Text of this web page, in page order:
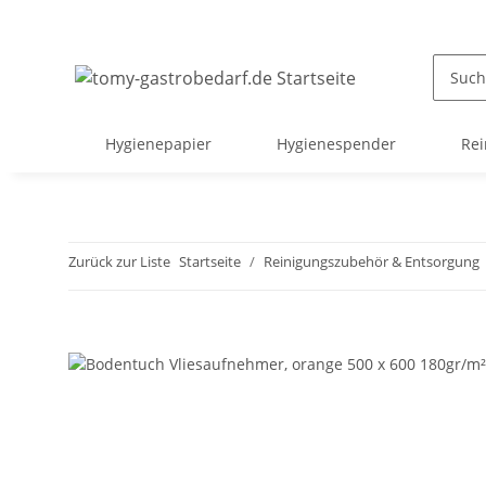
Hygienepapier Hygienespender
Zurück zur Liste Startseite Reinigungszubehör & Entsorgung